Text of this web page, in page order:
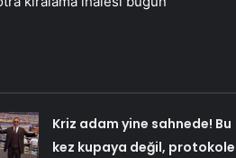
Kriz adam yine sahnede! Bu
kez kupaya değil, protokole